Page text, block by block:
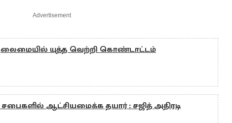
Advertisement
யுத்த வெற்றி கொண்டாட்டம்
சபைகளில் ஆட்சியமைக்க தயார் : சஜித் அதிரடி